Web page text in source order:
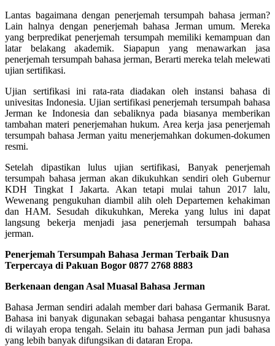
Lantas bagaimana dengan penerjemah tersumpah bahasa jerman?
Lain halnya dengan penerjemah bahasa Jerman umum. Mereka
yang berpredikat penerjemah tersumpah memiliki kemampuan dan
latar belakang akademik. Siapapun yang menawarkan jasa
penerjemah tersumpah bahasa jerman, Berarti mereka telah melewati
ujian sertifikasi.
Ujian sertifikasi ini rata-rata diadakan oleh instansi bahasa di
univesitas Indonesia. Ujian sertifikasi penerjemah tersumpah bahasa
Jerman ke Indonesia dan sebaliknya pada biasanya memberikan
tambahan materi penerjemahan hukum. Area kerja jasa penerjemah
tersumpah bahasa Jerman yaitu menerjemahkan dokumen-dokumen
resmi.
Setelah dipastikan lulus ujian sertifikasi, Banyak penerjemah
tersumpah bahasa jerman akan dikukuhkan sendiri oleh Gubernur
KDH Tingkat I Jakarta. Akan tetapi mulai tahun 2017 lalu,
Wewenang pengukuhan diambil alih oleh Departemen kehakiman
dan HAM. Sesudah dikukuhkan, Mereka yang lulus ini dapat
langsung bekerja menjadi jasa penerjemah tersumpah bahasa
jerman.
Penerjemah Tersumpah Bahasa Jerman Terbaik Dan
Terpercaya di Pakuan Bogor 0877 2768 8883
Berkenaan dengan Asal Muasal Bahasa Jerman
Bahasa Jerman sendiri adalah member dari bahasa Germanik Barat.
Bahasa ini banyak digunakan sebagai bahasa pengantar khususnya
di wilayah eropa tengah. Selain itu bahasa Jerman pun jadi bahasa
yang lebih banyak difungsikan di dataran Eropa.